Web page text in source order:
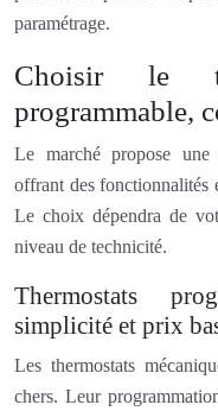
paramétrage.
Choisir le
programmable,
Le marché propose une
offrant des fonctionnalités
Le choix dépendra de
niveau de technicité.
Thermostats
simplicité et prix
Les thermostats
chers. Leur